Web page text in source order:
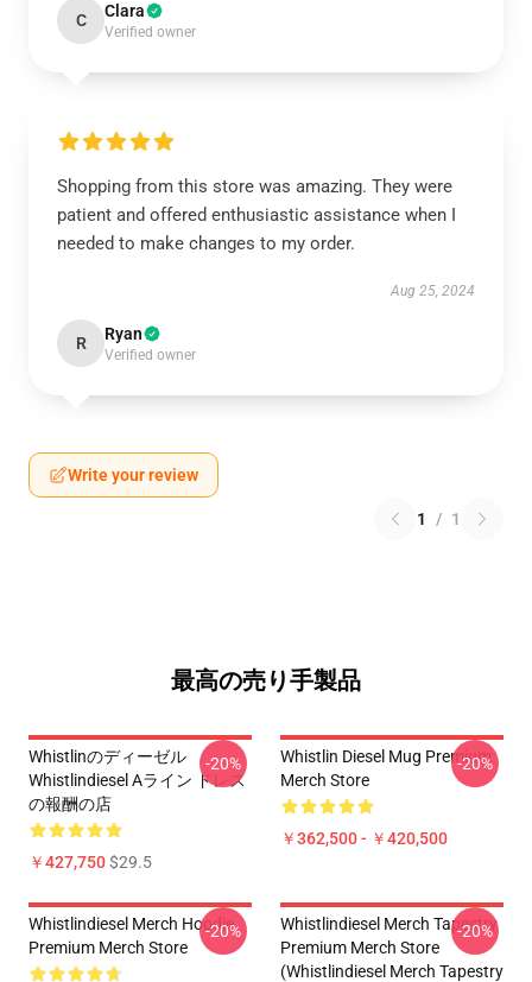
C Clara
Verified owner
Shopping from this store was amazing. They were
patient and offered enthusiastic assistance when I
needed to make changes to my order.
Aug 25, 2024
R Ryan
Verified owner
Write your review
1 / 1
最高の売り手製品
Whistlinのディーゼル
Whistlindiesel Aライン ドレス
の報酬の店
￥427,750$29.5
-20%
Whistlin Diesel Mug Premium
Merch Store
￥362,500 - ￥420,500
-20%
Whistlindiesel Merch Hoodie
Premium Merch Store
-20%
Whistlindiesel Merch Tapestry
Premium Merch Store
(Whistlindiesel Merch Tapestry
-20%